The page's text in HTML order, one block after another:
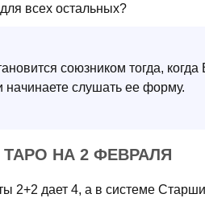
всех остальных?
союзником тогда,
начинаете слушать ее форму.
НА 2 ФЕВРАЛЯ
2+2 дает 4, а в системе